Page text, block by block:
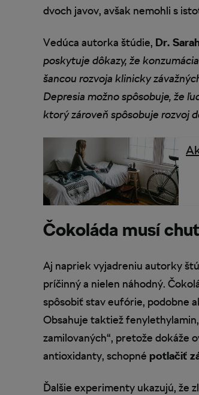
dvoch javov, avšak nemohli s
Vedúca autorka štúdie, Dr.
poskytuje dôkazy, že
šancou rozvoja klinicky
Depresia možno spôsobuje, že
ktorý zároveň spôsobuje rozvoj
Čokoláda musí
Aj napriek vyjadreniu autorky
príčinný a nielen náhodný.
spôsobiť stav eufórie, podobne
Obsahuje taktiež
zamilovaných“, pretože dokáže
antioxidanty, schopné potlačiť
Ďalšie experimenty ukazujú, že